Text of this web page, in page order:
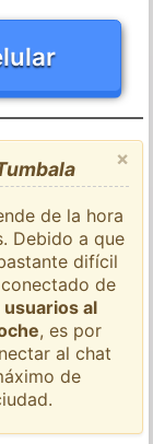
×
de la hora
Debido a que
difícil
de
usuarios al
, es por
al chat
de